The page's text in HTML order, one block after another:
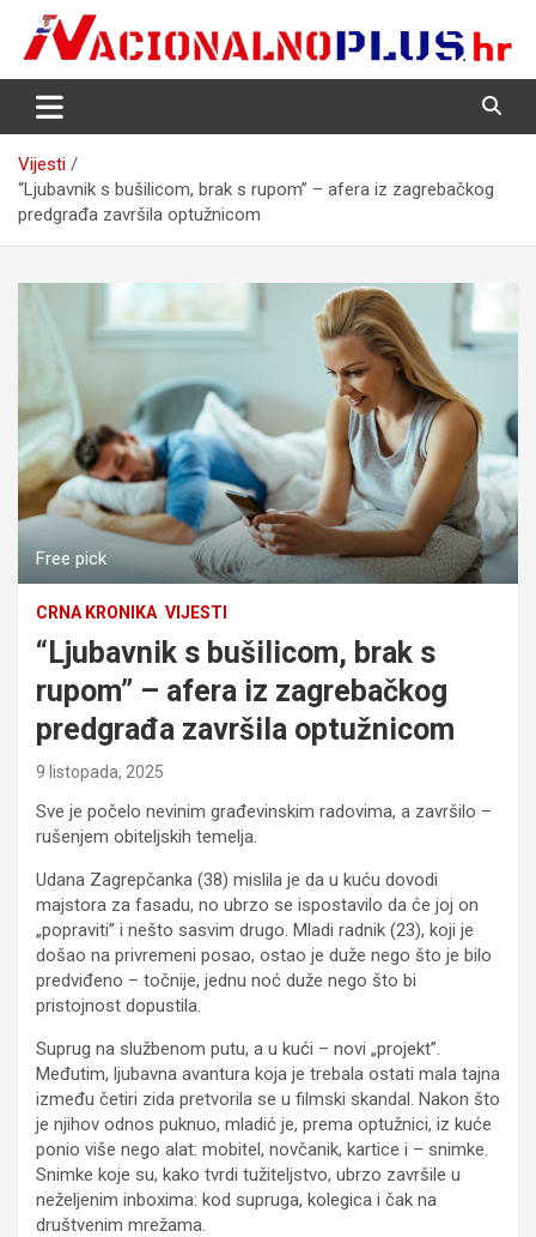
content
NacionalnoPlus.hr
Nacija želi znati više
Vijesti
“Ljubavnik s bušilicom, brak s rupom” – afera iz zagrebačkog
predgrađa završila optužnicom
Free pick
CRNA KRONIKA VIJESTI
“Ljubavnik s bušilicom, brak s
rupom” – afera iz zagrebačkog
predgrađa završila optužnicom
9 listopada, 2025
Sve je počelo nevinim građevinskim radovima, a završilo –
rušenjem obiteljskih temelja.
Udana Zagrepčanka (38) mislila je da u kuću dovodi
majstora za fasadu, no ubrzo se ispostavilo da će joj on
„popraviti” i nešto sasvim drugo. Mladi radnik (23), koji je
došao na privremeni posao, ostao je duže nego što je bilo
predviđeno – točnije, jednu noć duže nego što bi
pristojnost dopustila.
Suprug na službenom putu, a u kući – novi „projekt”.
Međutim, ljubavna avantura koja je trebala ostati mala tajna
između četiri zida pretvorila se u filmski skandal. Nakon što
je njihov odnos puknuo, mladić je, prema optužnici, iz kuće
ponio više nego alat: mobitel, novčanik, kartice i – snimke.
Snimke koje su, kako tvrdi tužiteljstvo, ubrzo završile u
neželjenim inboxima: kod supruga, kolegica i čak na
društvenim mrežama.